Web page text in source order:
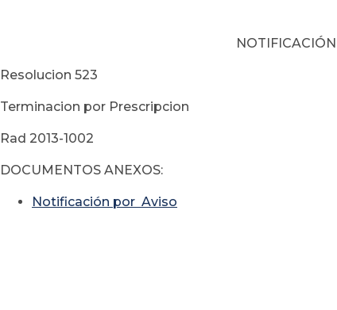
Resolucion 523
Terminacion por Prescripcion
Rad 2013-1002
DOCUMENTOS ANEXOS:
Notificación por Aviso